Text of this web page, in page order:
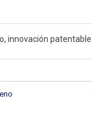
innovación patentable